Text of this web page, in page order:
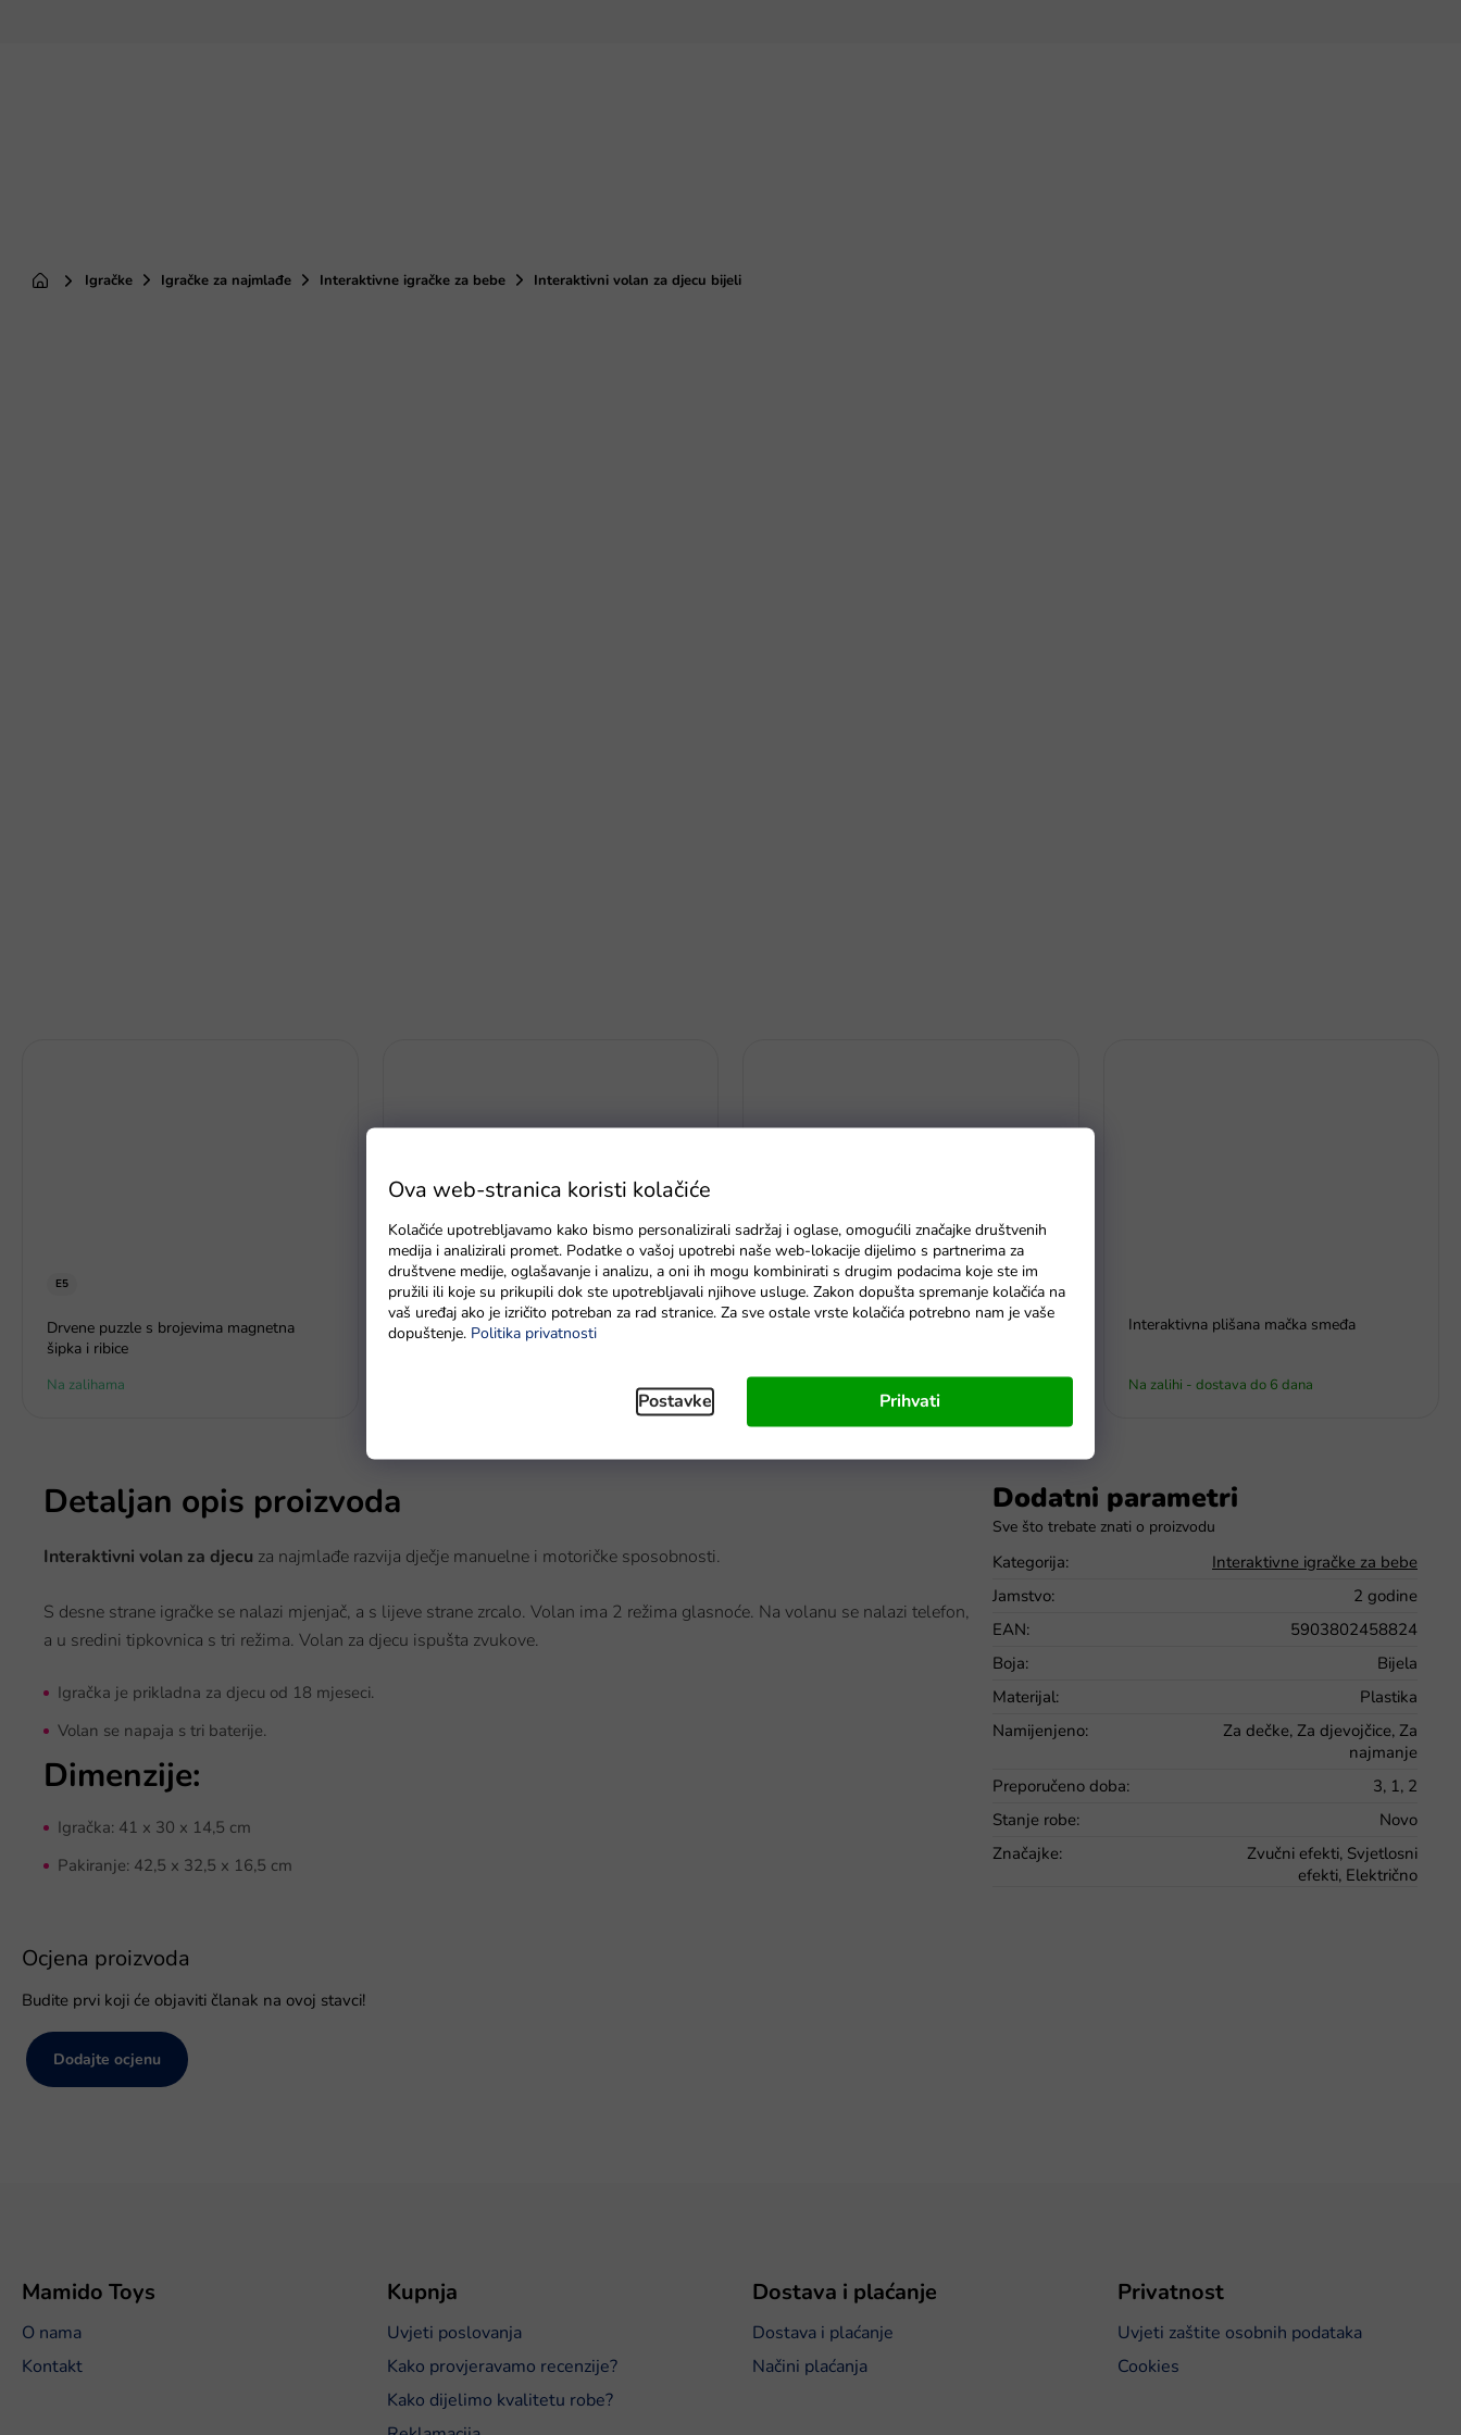
Ova web-stranica koristi kolačiće
Kolačiće upotrebljavamo kako bismo personalizirali sadržaj i oglase, omogućili značajke društvenih
medija i analizirali promet. Podatke o vašoj upotrebi naše web-lokacije dijelimo s partnerima za
društvene medije, oglašavanje i analizu, a oni ih mogu kombinirati s drugim podacima koje ste im
pružili ili koje su prikupili dok ste upotrebljavali njihove usluge. Zakon dopušta spremanje kolačića na
vaš uređaj ako je izričito potreban za rad stranice. Za sve ostale vrste kolačića potrebno nam je vaše
dopuštenje. Politika privatnosti
Postavke Prihvati
PočetnaIgračke Igračke za najmlađe Interaktivne igračke za bebe Interaktivni volan za djecu bijeli
E5
Drvene puzzle s brojevima magnetna
šipka i ribice
Na zalihama
Autić zeleni dino na baterije slaže šareno
domino 4 boje kockica
Interaktivna plišana mačka siva Interaktivna plišana mačka smeđa
Na zalihi - dostava do 6 dana
Detaljan opis proizvoda
Interaktivni volan za djecu za najmlađe razvija dječje manuelne i motoričke sposobnosti.
S desne strane igračke se nalazi mjenjač, a s lijeve strane zrcalo. Volan ima 2 režima glasnoće. Na volanu se nalazi telefon,
a u sredini tipkovnica s tri režima. Volan za djecu ispušta zvukove.
Igračka je prikladna za djecu od 18 mjeseci.
Volan se napaja s tri baterije.
Dimenzije:
Igračka: 41 x 30 x 14,5 cm
Pakiranje: 42,5 x 32,5 x 16,5 cm
Dodatni parametri
Kategorija:
Interaktivne igračke za bebe
Jamstvo:
2 godine
EAN:
5903802458824
Boja:
Bijela
Materijal:
Plastika
Namijenjeno:
Za dečke, Za djevojčice, Za
najmanje
Preporučeno doba:
3, 1, 2
Stanje robe:
Novo
Značajke:
Zvučni efekti, Svjetlosni
efekti, Električno
Ocjena proizvoda
Budite prvi koji će objaviti članak na ovoj stavci!
Dodajte ocjenu
Mamido Toys
O nama
Kontakt
Kupnja
Uvjeti poslovanja
Kako provjeravamo recenzije?
Kako dijelimo kvalitetu robe?
Dostava i plaćanje
Dostava i plaćanje
Načini plaćanja
Privatnost
Uvjeti zaštite osobnih podataka
Cookies